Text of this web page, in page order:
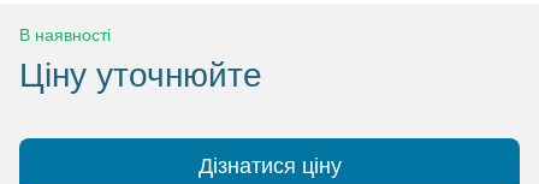
В наявності
Ціну уточнюйте
Дізнатися ціну